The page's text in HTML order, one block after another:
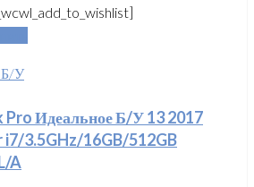
Б/У
Pro Идеальное Б/У 13 2017
i7/3.5GHz/16GB/512GB
A